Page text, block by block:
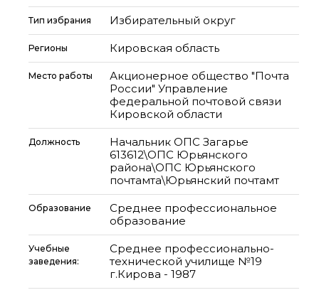
Тип избрания Избирательный округ
Регионы Кировская область
Место работы
Акционерное общество "Почта
России" Управление
федеральной почтовой связи
Кировской области
Должность
Начальник ОПС Загарье
613612\ОПС Юрьянского
района\ОПС Юрьянского
почтамта\Юрьянский почтамт
Образование
Среднее профессиональное
образование
Учебные
заведения:
Среднее профессионально-
технической училище №19
г.Кирова - 1987